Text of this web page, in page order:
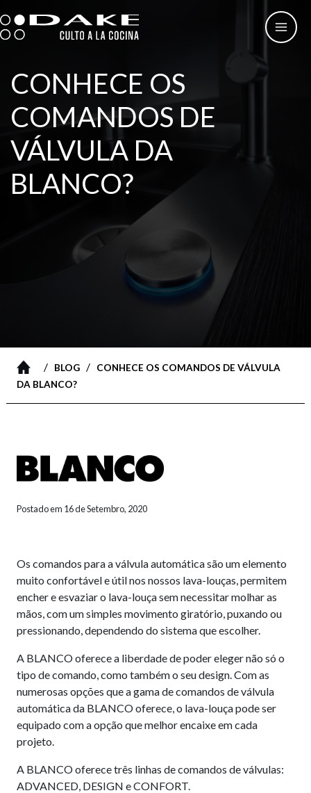
to
content
CONHECE OS
COMANDOS DE
VÁLVULA DA
BLANCO?
/ BLOG/
CONHECE OS COMANDOS DE VÁLVULA
DA BLANCO?
Postado em 16 de Setembro, 2020
Os comandos para a válvula automática são um elemento
muito confortável e útil nos nossos lava-louças, permitem
encher e esvaziar o lava-louça sem necessitar molhar as
mãos, com um simples movimento giratório, puxando ou
pressionando, dependendo do sistema que escolher.
A BLANCO oferece a liberdade de poder eleger não só o
tipo de comando, como também o seu design. Com as
numerosas opções que a gama de comandos de válvula
automática da BLANCO oferece, o lava-louça pode ser
equipado com a opção que melhor encaixe em cada
projeto.
A BLANCO oferece três linhas de comandos de válvulas:
ADVANCED, DESIGN e CONFORT.